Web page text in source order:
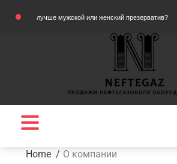
Что лучше мужской или женский презерватив?
Home О компании